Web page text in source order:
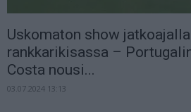
Uskomaton show
rankkarikisassa –
Costa nousi...
03.07.2024 13:13